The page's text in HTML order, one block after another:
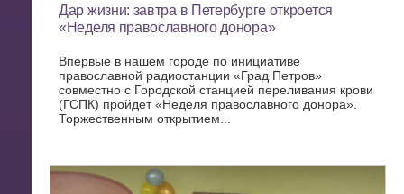
Дар жизни: завтра в Петербурге откроется
«Неделя православного донора»
Впервые в нашем городе по инициативе
православной радиостанции «Град Петров»
совместно с Городской станцией переливания крови
(ГСПК) пройдет «Неделя православного донора».
Торжественным открытием...